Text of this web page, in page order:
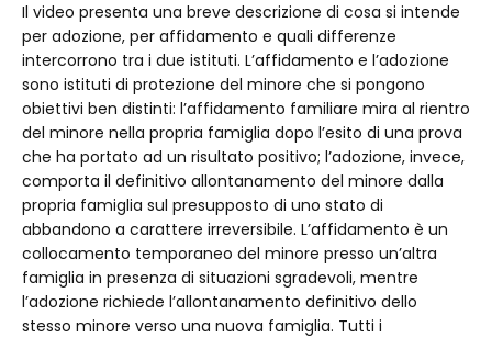
Il video presenta una breve descrizione di cosa si intende
per adozione, per affidamento e quali differenze
intercorrono tra i due istituti. L’affidamento e l’adozione
sono istituti di protezione del minore che si pongono
obiettivi ben distinti: l’affidamento familiare mira al rientro
del minore nella propria famiglia dopo l’esito di una prova
che ha portato ad un risultato positivo; l’adozione, invece,
comporta il definitivo allontanamento del minore dalla
propria famiglia sul presupposto di uno stato di
abbandono a carattere irreversibile. L’affidamento è un
collocamento temporaneo del minore presso un’altra
famiglia in presenza di situazioni sgradevoli, mentre
l’adozione richiede l’allontanamento definitivo dello
stesso minore verso una nuova famiglia. Tutti i